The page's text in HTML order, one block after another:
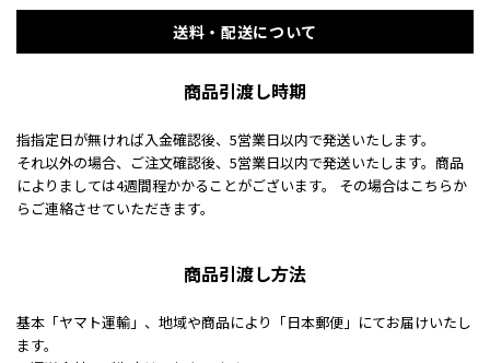
送料・配送について
商品引渡し時期
指指定日が無ければ入金確認後、5営業日以内で発送いたします。
それ以外の場合、ご注文確認後、5営業日以内で発送いたします。商品
によりましては4週間程かかることがございます。 その場合はこちらか
らご連絡させていただきます。
商品引渡し方法
基本「ヤマト運輸」、地域や商品により「日本郵便」にてお届けいたし
ます。